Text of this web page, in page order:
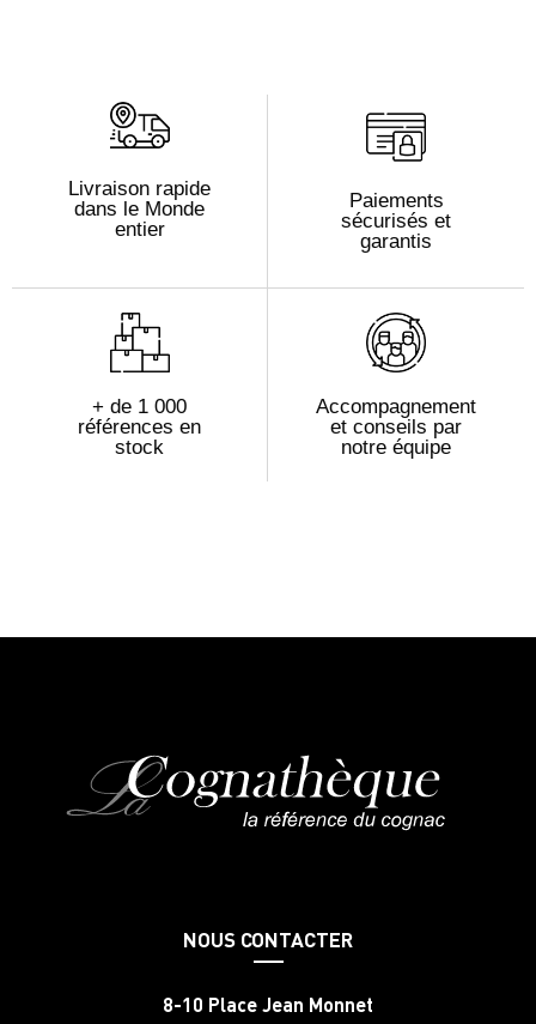
Livraison rapide
dans le Monde
entier
Paiements
sécurisés et
garantis
+ de 1 000
références en
stock
Accompagnement
et conseils par
notre équipe
NOUS CONTACTER
8-10 Place Jean Monnet